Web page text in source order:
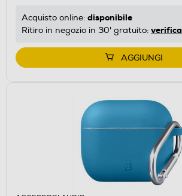
Acquisto online: disponibile
Ritiro in negozio in 30' gratuito: verifica
AGGIUNGI